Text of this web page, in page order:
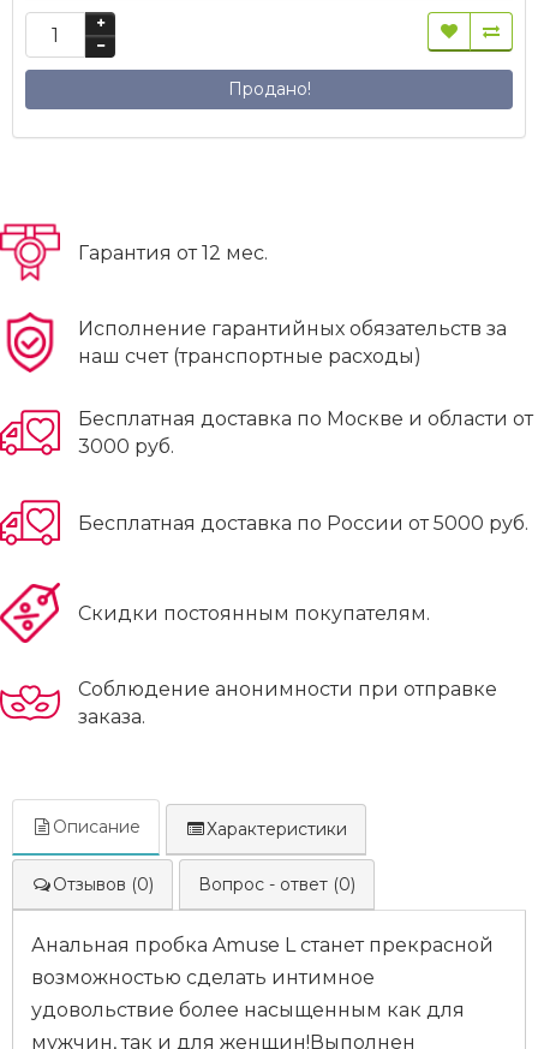
Продано!
Гарантия от 12 мес.
Исполнение гарантийных обязательств за
наш счет (транспортные расходы)
Бесплатная доставка по Москве и области от
3000 руб.
Бесплатная доставка по России от 5000 руб.
Скидки постоянным покупателям.
Соблюдение анонимности при отправке
заказа.
Описание Характеристики
Отзывов (0) Вопрос - ответ (0)
Анальная пробка Amuse L станет прекрасной
возможностью сделать интимное
удовольствие более насыщенным как для
мужчин, так и для женщин!Выполнен